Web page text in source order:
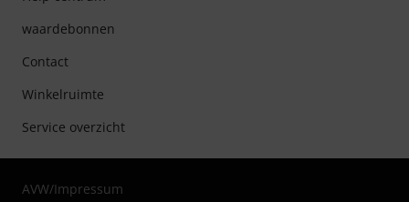
waardebonnen
Contact
Winkelruimte
Service overzicht
AVW/Impressum